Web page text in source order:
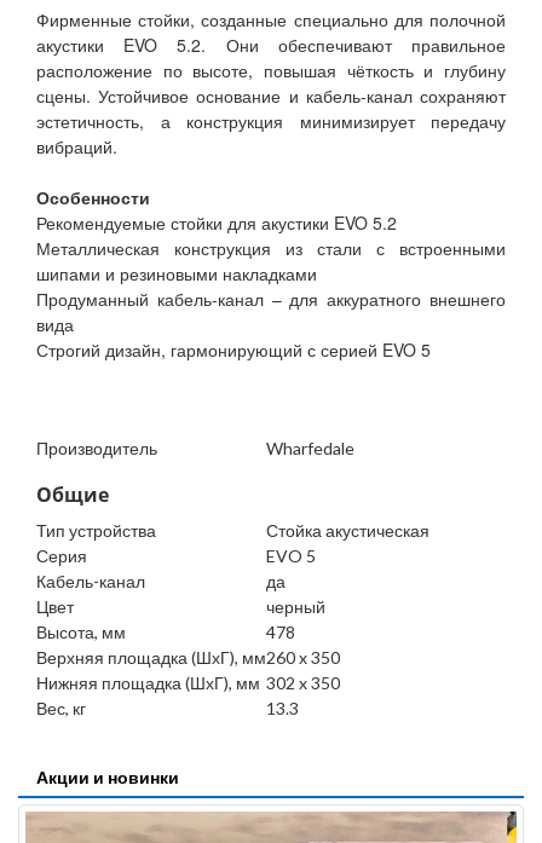
Фирменные стойки, созданные специально для полочной
акустики EVO 5.2. Они обеспечивают правильное
расположение по высоте, повышая чёткость и глубину
сцены. Устойчивое основание и кабель-канал сохраняют
эстетичность, а конструкция минимизирует передачу
вибраций.
Особенности
Рекомендуемые стойки для акустики EVO 5.2
Металлическая конструкция из стали с встроенными
шипами и резиновыми накладками
Продуманный кабель-канал – для аккуратного внешнего
вида
Строгий дизайн, гармонирующий с серией EVO 5
Производитель Wharfedale
Общие
Тип устройства
Стойка акустическая
Серия
EVO 5
Кабель-канал
да
Цвет
черный
Высота, мм
478
Верхняя площадка (ШхГ), мм260 x 350
Нижняя площадка (ШхГ), мм 302 x 350
Вес, кг
13.3
Акции и новинки